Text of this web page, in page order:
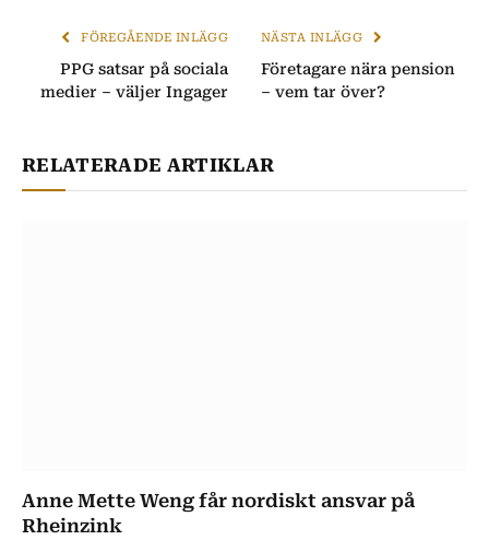
FÖREGÅENDE INLÄGG
PPG satsar på sociala
medier – väljer Ingager
NÄSTA INLÄGG
Företagare nära pension
– vem tar över?
RELATERADE ARTIKLAR
Anne Mette Weng får nordiskt ansvar på
Rheinzink